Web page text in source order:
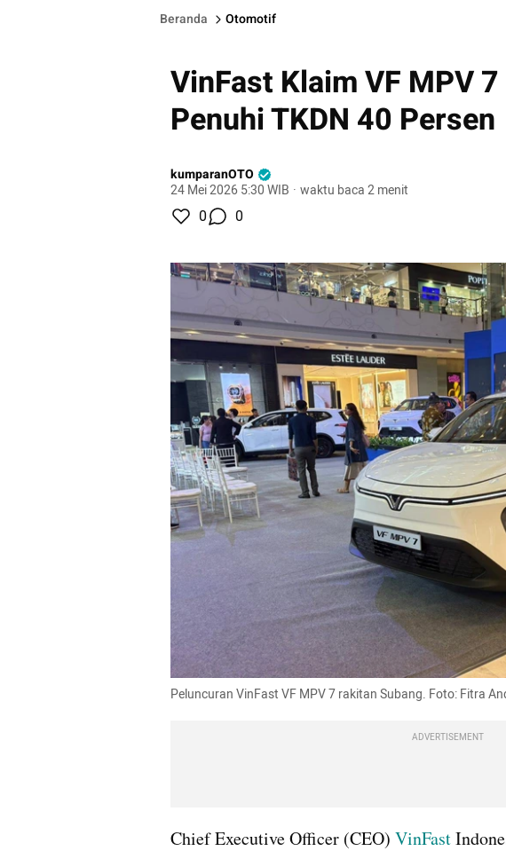
Beranda Otomotif
VinFast Klaim VF MPV
Penuhi TKDN 40 Persen
kumparanOTO
24 Mei 2026 5:30 WIB · waktu baca 2 menit
0 0
Peluncuran VinFast VF MPV 7 rakitan Subang. Foto: Fitra
ADVERTISEMENT
Chief Executive Officer (CEO) VinFast